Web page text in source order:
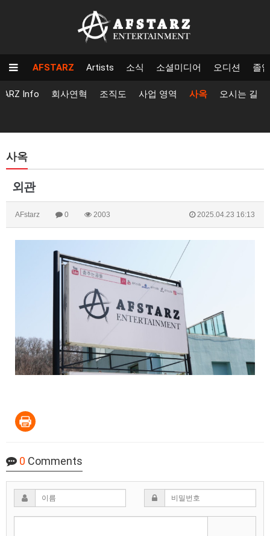
AFSTARZ Artists 소식 소셜미디어 오디션 졸
Info 회사연혁 조직도 사업 영역 사옥 오시는 길
사옥
외관
AFstarz 0 2003 2025.04.23 16:13
0 Comments